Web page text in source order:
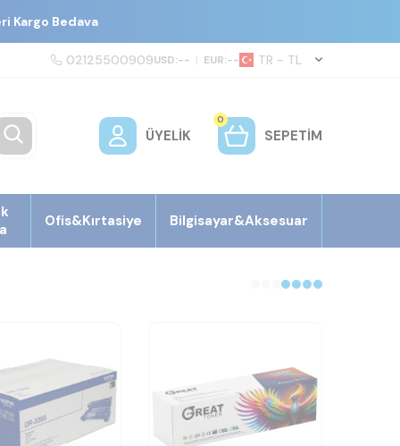
Kargo Bedava
02125500909USD:-- | EUR:-- TR − TL
ÜYELIK
0
SEPETIM
Ofis&Kırtasiye Bilgisayar&Aksesuar